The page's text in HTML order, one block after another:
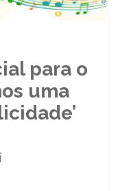
para o
uma